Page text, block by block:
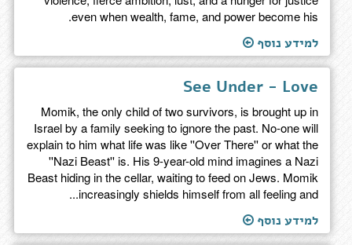
even when wealth, fame, and power become his.
למידע נוסף
See Under - Love
Momik, the only child of two survivors, is brought up in
Israel by a family seeking to ignore the past. No-one will
explain to him what life was like ''Over There'' or what the
''Nazi Beast'' is. His 9-year-old mind imagines a Nazi
Beast hiding in the cellar, waiting to feed on Jews. Momik
increasingly shields himself from all feeling and...
למידע נוסף